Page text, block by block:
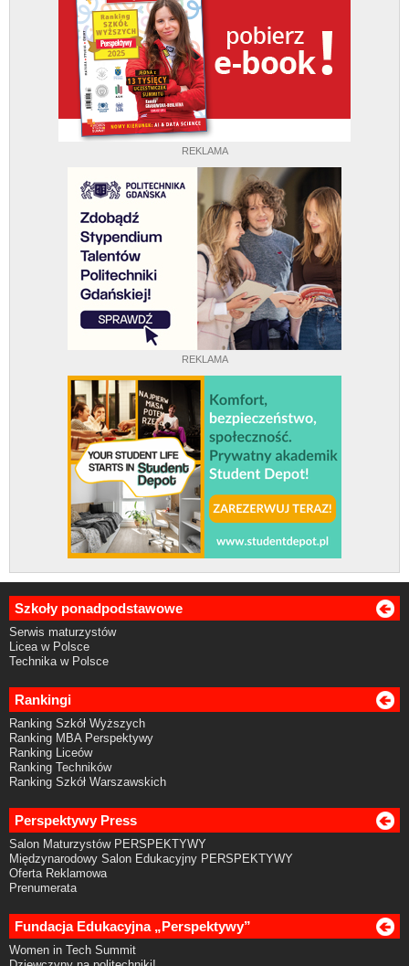
REKLAMA
REKLAMA
Szkoły ponadpodstawowe
Serwis maturzystów
Licea w Polsce
Technika w Polsce
Rankingi
Ranking Szkół Wyższych
Ranking MBA Perspektywy
Ranking Liceów
Ranking Techników
Ranking Szkół Warszawskich
Perspektywy Press
Salon Maturzystów PERSPEKTYWY
Międzynarodowy Salon Edukacyjny PERSPEKTYWY
Oferta Reklamowa
Prenumerata
Fundacja Edukacyjna „Perspektywy”
Women in Tech Summit